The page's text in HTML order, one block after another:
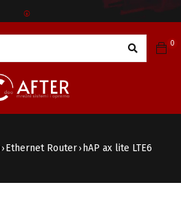
🅯
0
› Ethernet Router › hAP ax lite LTE6